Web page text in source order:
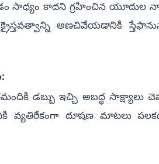
సాధ్యం కాదని గ్రహించిన యూదుల
క్రైస్తవత్వాన్ని అణచివేయడానికి
డబ్బు ఇచ్చి అబద్ధ సాక్ష్యాలు
వ్యతిరేకంగా దూషణ మాటలు